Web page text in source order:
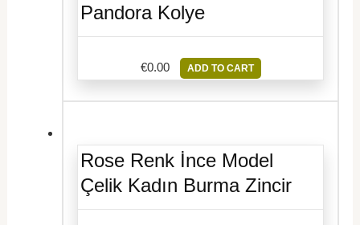
Pandora Kolye
€0.00 ADD TO CART
Rose Renk İnce Model
Çelik Kadın Burma Zincir